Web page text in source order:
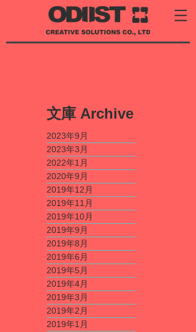
​文庫 Archive
2023年9月
2023年3月
2022年1月
2020年9月
2019年12月
2019年11月
2019年10月
2019年9月
2019年8月
2019年6月
2019年5月
2019年4月
2019年3月
2019年2月
2019年1月